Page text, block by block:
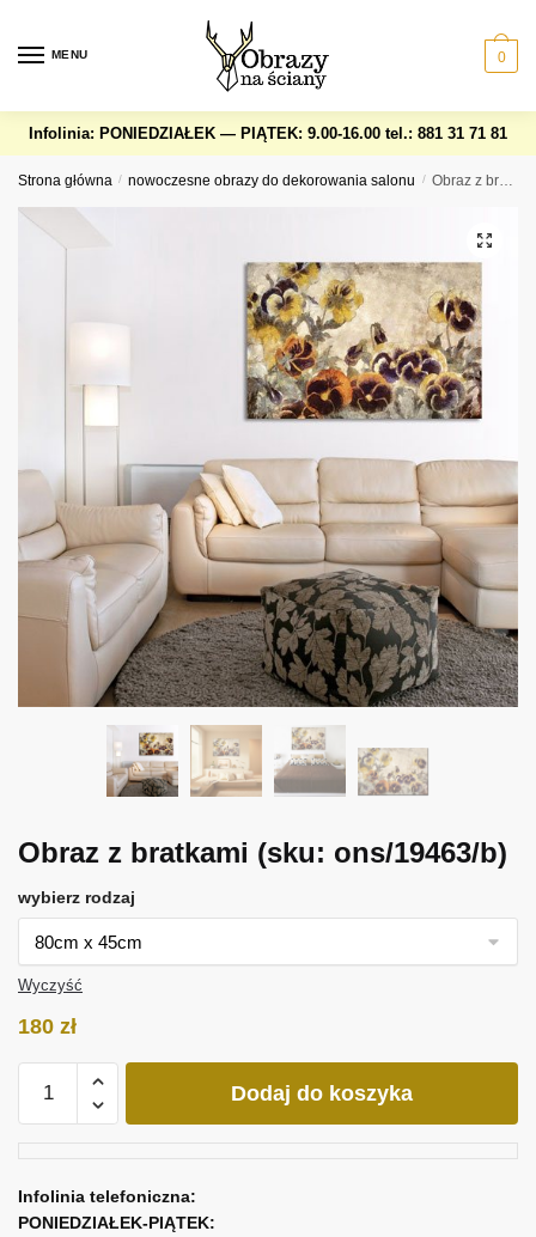
navigation
content
MENU 0
Infolinia: PONIEDZIAŁEK — PIĄTEK: 9.00-16.00 tel.: 881 31 71 81
Strona główna / nowoczesne obrazy do dekorowania salonu / Obraz z bratkami
Obraz z bratkami (sku: ons/19463/b)
wybierz rodzaj
Wyczyść
180 zł
Obraz
Dodaj do koszyka
Infolinia telefoniczna:
PONIEDZIAŁEK-PIĄTEK: